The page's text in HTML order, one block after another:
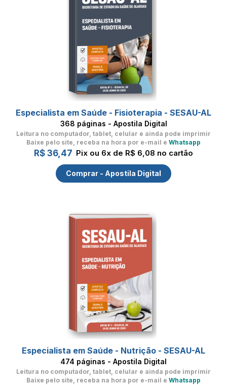
Especialista em Saúde - Fisioterapia - SESAU-AL
368 páginas - Apostila Digital
Leitura no computador, tablet, celular e ainda pode imprimir
Baixe pelo site, receba na hora por e-mail e Whatsapp
R$ 36,47 Pix ou 6x de R$ 6,08 no cartão
Comprar - Apostila Digital
Especialista em Saúde - Nutrição - SESAU-AL
474 páginas - Apostila Digital
Leitura no computador, tablet, celular e ainda pode imprimir
Baixe pelo site, receba na hora por e-mail e Whatsapp